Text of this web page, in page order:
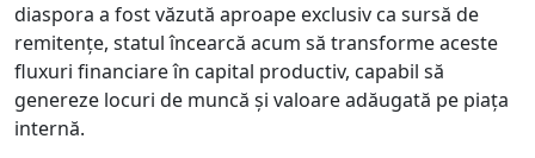
diaspora a fost văzută aproape exclusiv ca sursă de
remitențe, statul încearcă acum să transforme aceste
fluxuri financiare în capital productiv, capabil să
genereze locuri de muncă și valoare adăugată pe piața
internă.